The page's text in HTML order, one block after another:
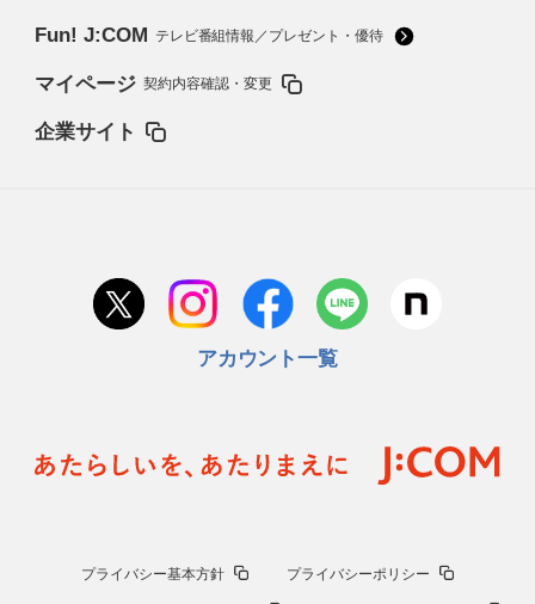
Fun! J:COM テレビ番組情報／プレゼント・優待
マイページ 契約内容確認・変更
企業サイト
アカウント一覧
プライバシー基本方針 プライバシーポリシー